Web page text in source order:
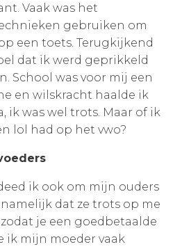
Vaak was het
gebruiken om
een toets. Terugkijkend
dat ik werd geprikkeld
School was voor mij een
en wilskracht haalde ik
ik was wel trots. Maar of ik
lol had op het vwo?
ik ook om mijn ouders
dat ze trots op me
je een goedbetaalde
ik mijn moeder vaak